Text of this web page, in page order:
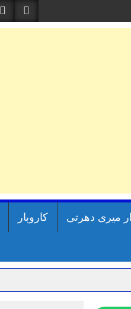
میری دھرتی کاروبار